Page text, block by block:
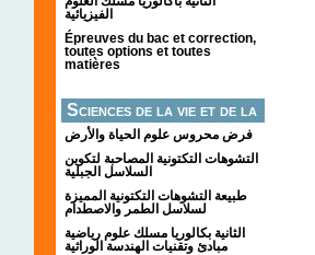
الفيزيائية
Épreuves du bac et correction,
toutes options et toutes
matières
Sciences de la vie et de la
terre
فرض محروس علوم الحياة والأرض
التشوهات التكتونیة المصاحبة لتكوین
السلاسل الجبلیة
طبيعة التشوهات التكتونية المميزة
لسلاسل الطمر والاصطدام
الثانية بكالوريا مسلك علوم رياضية
مبادئ وتقنيات الهندسة الوراثية